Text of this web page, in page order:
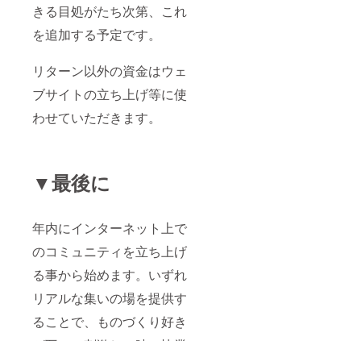
きる目処がたち次第、これ
を追加する予定です。
リターン以外の資金はウェ
ブサイトの立ち上げ等に使
わせていただきます。
▼最後に
年内にインターネット上で
のコミュニティを立ち上げ
る事から始めます。いずれ
リアルな集いの場を提供す
ることで、ものづくり好き